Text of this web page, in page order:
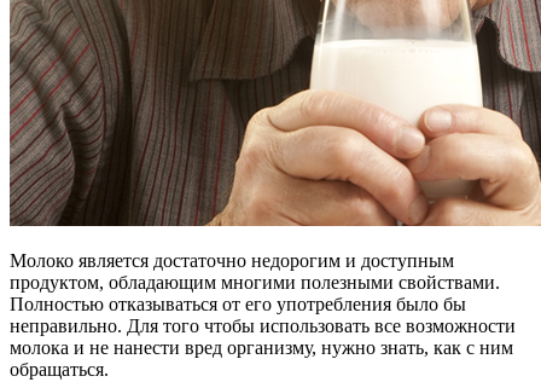
Молоко является достаточно недорогим и доступным
продуктом, обладающим многими полезными свойствами.
Полностью отказываться от его употребления было бы
неправильно. Для того чтобы использовать все возможности
молока и не нанести вред организму, нужно знать, как с ним
обращаться.